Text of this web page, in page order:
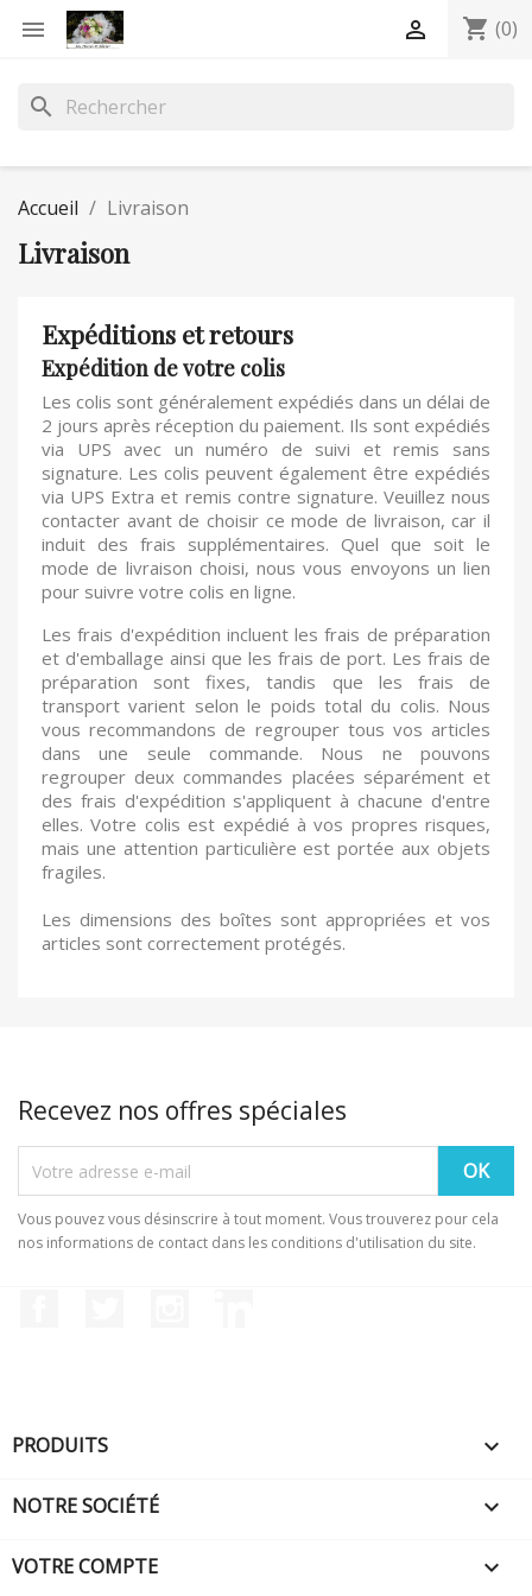
 shopping_cart (0)

search
Accueil Livraison
Livraison
Expéditions et retours
Expédition de votre colis
Les colis sont généralement expédiés dans un délai de
2 jours après réception du paiement. Ils sont expédiés
via UPS avec un numéro de suivi et remis sans
signature. Les colis peuvent également être expédiés
via UPS Extra et remis contre signature. Veuillez nous
contacter avant de choisir ce mode de livraison, car il
induit des frais supplémentaires. Quel que soit le
mode de livraison choisi, nous vous envoyons un lien
pour suivre votre colis en ligne.
Les frais d'expédition incluent les frais de préparation
et d'emballage ainsi que les frais de port. Les frais de
préparation sont fixes, tandis que les frais de
transport varient selon le poids total du colis. Nous
vous recommandons de regrouper tous vos articles
dans une seule commande. Nous ne pouvons
regrouper deux commandes placées séparément et
des frais d'expédition s'appliquent à chacune d'entre
elles. Votre colis est expédié à vos propres risques,
mais une attention particulière est portée aux objets
fragiles.
Les dimensions des boîtes sont appropriées et vos
articles sont correctement protégés.
Recevez nos offres spéciales
Vous pouvez vous désinscrire à tout moment. Vous trouverez pour cela
nos informations de contact dans les conditions d'utilisation du site.
PRODUITS 
NOTRE SOCIÉTÉ 
VOTRE COMPTE 